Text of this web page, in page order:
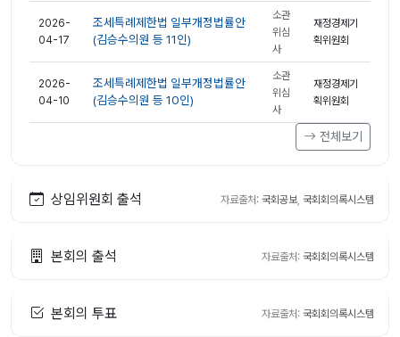
2026-
04-17
조세특례제한법 일부개정법률안
(김승수의원 등 11인)
소관
위심
사
재정경제기
획위원회
2026-
04-10
조세특례제한법 일부개정법률안
(김승수의원 등 10인)
소관
위심
사
재정경제기
획위원회
전체보기
상임위원회 출석 자료출처: 국회공보, 국회회의록시스템
본회의 출석 자료출처: 국회회의록시스템
본회의 투표 자료출처: 국회회의록시스템